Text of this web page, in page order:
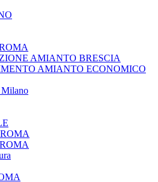
AMIANTO BRESCIA
AMIANTO ECONOMICO
Milano